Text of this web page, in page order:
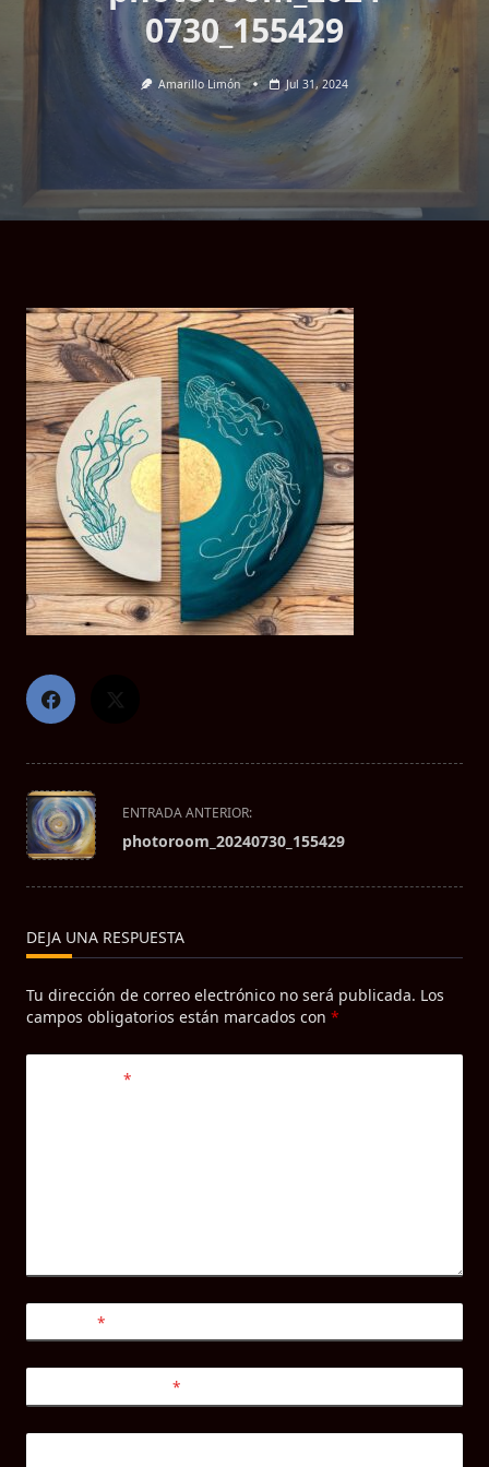
0730_155429
Amarillo Limón Jul 31, 2024
<span
class="nav-
subtitle
screen-
text">Página</span>
ENTRADA ANTERIOR:
photoroom_20240730_155429
DEJA UNA RESPUESTA
Tu dirección de correo electrónico no será publicada. Los
campos obligatorios están marcados con *
*
*
*